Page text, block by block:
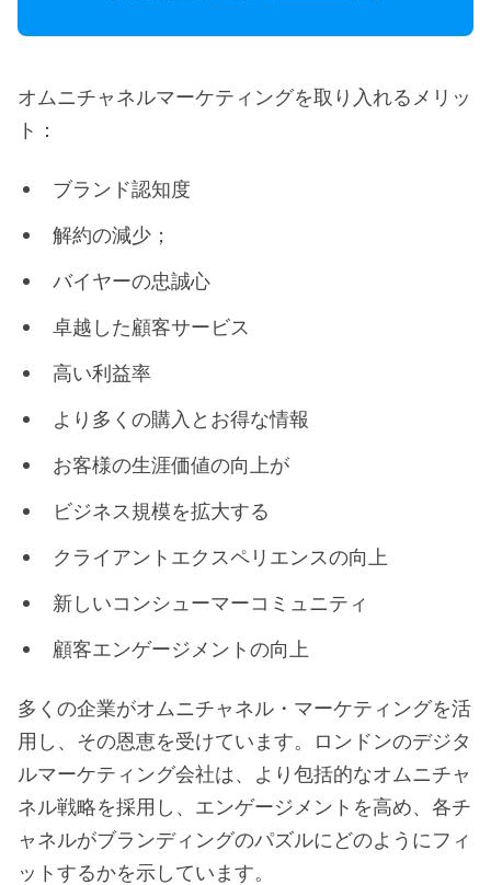
オムニチャネルマーケティングを取り入れるメリッ
ト：
ブランド認知度
解約の減少；
バイヤーの忠誠心
卓越した顧客サービス
高い利益率
より多くの購入とお得な情報
お客様の生涯価値の向上が
ビジネス規模を拡大する
クライアントエクスペリエンスの向上
新しいコンシューマーコミュニティ
顧客エンゲージメントの向上
多くの企業がオムニチャネル・マーケティングを活
用し、その恩恵を受けています。ロンドンのデジタ
ルマーケティング会社は、より包括的なオムニチャ
ネル戦略を採用し、エンゲージメントを高め、各チ
ャネルがブランディングのパズルにどのようにフィ
ットするかを示しています。